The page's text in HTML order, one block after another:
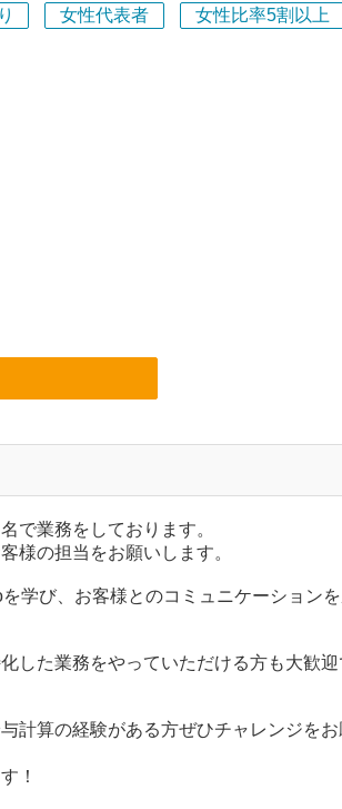
女性代表者
女性比率5割以上
で業務をしております。
様の担当をお願いします。
学び、お客様とのコミュニケーション
した業務をやっていただける方も大歓迎
計算の経験がある方ぜひチャレンジをお
！